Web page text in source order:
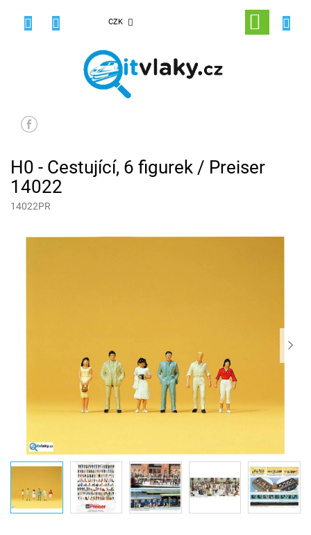
CZK
NÁKUPNÍ
KOŠÍK
H0 - Cestující, 6 figurek / Preiser
14022
14022PR